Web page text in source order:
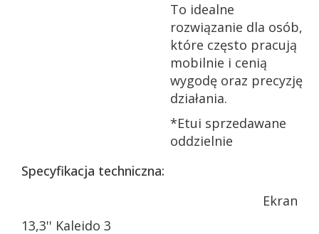
To idealne
rozwiązanie dla osób,
które często pracują
mobilnie i cenią
wygodę oraz precyzję
działania.
*Etui sprzedawane
oddzielnie
Specyfikacja techniczna:
Ekran
13,3'' Kaleido 3